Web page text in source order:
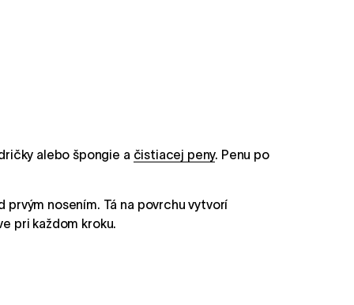
alebo špongie a čistiacej peny. Penu po
prvým nosením. Tá na povrchu vytvorí
pri každom kroku.